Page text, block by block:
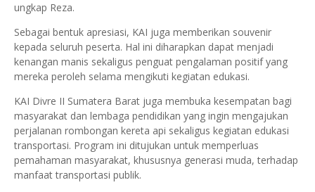
ungkap Reza.
Sebagai bentuk apresiasi, KAI juga memberikan souvenir
kepada seluruh peserta. Hal ini diharapkan dapat menjadi
kenangan manis sekaligus penguat pengalaman positif yang
mereka peroleh selama mengikuti kegiatan edukasi.
KAI Divre II Sumatera Barat juga membuka kesempatan bagi
masyarakat dan lembaga pendidikan yang ingin mengajukan
perjalanan rombongan kereta api sekaligus kegiatan edukasi
transportasi. Program ini ditujukan untuk memperluas
pemahaman masyarakat, khususnya generasi muda, terhadap
manfaat transportasi publik.